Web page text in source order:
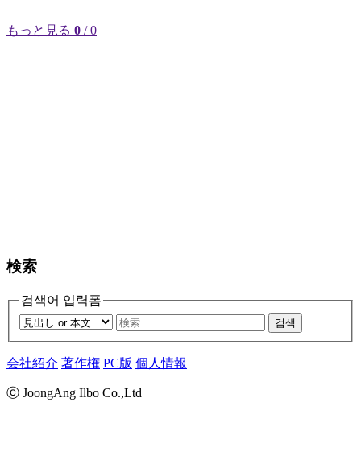
もっと見る 0 / 0
検索
검색어 입력폼
검색
会社紹介 著作権 PC版 個人情報
ⓒ JoongAng Ilbo Co.,Ltd